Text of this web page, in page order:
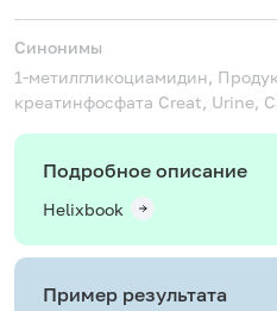
Синонимы
1-метилгликоциамидин,
креатинфосфата Creat, Urine,
Подробное описание
Helixbook
Пример результата